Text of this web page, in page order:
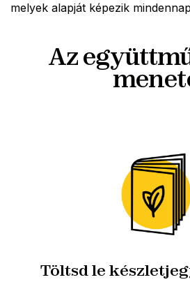
melyek alapját képezik
Az
Töltsd le